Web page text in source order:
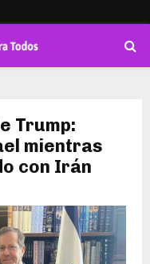
Trump:
mientras
con Irán